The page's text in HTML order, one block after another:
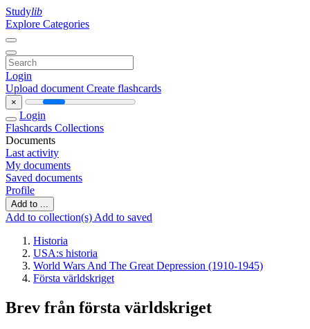
Studylib
Explore Categories
Login
Upload document Create flashcards
×
Login
Flashcards Collections
Documents
Last activity
My documents
Saved documents
Profile
Add to ...
Add to collection(s) Add to saved
Historia
USA:s historia
World Wars And The Great Depression (1910-1945)
Första världskriget
Brev från första världskriget